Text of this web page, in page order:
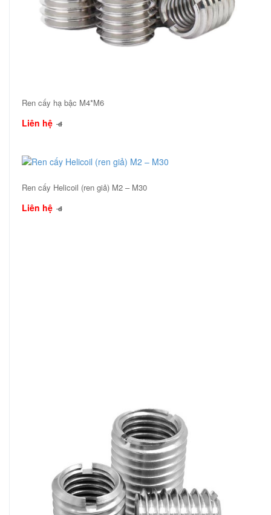
Ren cấy hạ bậc M4*M6
Liên hệ đ
Ren cấy Helicoil (ren giả) M2 – M30
Liên hệ đ